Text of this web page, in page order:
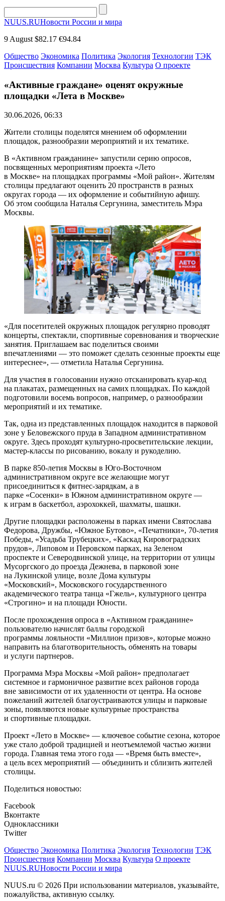
NUUS.RUНовости России и мира
9 August $82.17 €94.84
Общество Экономика Политика Экология Технологии ТЭК
Происшествия Компании Москва Культура О проекте
«Активные граждане» оценят окружные
площадки «Лета в Москве»
30.06.2026, 06:33
Жители столицы поделятся мнением об оформлении
площадок, разнообразии мероприятий и их тематике.
В «Активном гражданине» запустили серию опросов,
посвященных мероприятиям проекта «Лето
в Москве» на площадках программы «Мой район». Жителям
столицы предлагают оценить 20 пространств в разных
округах города — их оформление и событийную афишу.
Об этом сообщила Наталья Сергунина, заместитель Мэра
Москвы.
«Для посетителей окружных площадок регулярно проводят
концерты, спектакли, спортивные соревнования и творческие
занятия. Приглашаем вас поделиться своими
впечатлениями — это поможет сделать сезонные проекты еще
интереснее», — отметила Наталья Сергунина.
Для участия в голосовании нужно отсканировать куар-код
на плакатах, размещенных на самих площадках. По каждой
подготовили восемь вопросов, например, о разнообразии
меро­приятий и их тематике.
Так, одна из представленных площадок находится в парковой
зоне у Беловежского пруда в Западном административном
округе. Здесь проходят культурно-просветительские лекции,
мастер-классы по рисованию, вокалу и рукоделию.
В парке 850-летия Москвы в Юго-Восточном
административном округе все желающие могут
присоединиться к фитнес-зарядкам, а в
парке «Сосенки» в Южном административном округе —
к играм в баскетбол, аэрохоккей, шахматы, шашки.
Другие площадки расположены в парках имени Святослава
Федорова, Дружбы, «Южное Бутово», «Печатники», 70-летия
Победы, «Усадьба Трубецких», «Каскад Кировоградских
прудов», Липовом и Перовском парках, на Зеленом
проспекте и Северодвинской улице, на территории от улицы
Мусоргского до проезда Дежнева, в парковой зоне
на Лукинской улице, возле Дома культуры
«Московский», Московского государственного
академического театра танца «Гжель», культурного центра
«Строгино» и на площади Юности.
После прохождения опроса в «Активном гражданине»
пользователю начислят баллы городской
программы лояльности «Миллион призов», которые можно
направить на благотворительность, обменять на товары
и услуги партнеров.
Программа Мэра Москвы «Мой район» предполагает
системное и гармоничное развитие всех районов города
вне зависимости от их удаленности от центра. На основе
пожеланий жителей благоустраиваются улицы и парковые
зоны, появляются новые культурные пространства
и спортивные площадки.
Проект «Лето в Москве» — ключевое событие сезона, которое
уже стало доброй традицией и неотъемлемой частью жизни
города. Главная тема этого года — «Время быть вместе»,
а цель всех мероприятий — объединить и сблизить жителей
столицы.
Поделиться новостью:
Facebook
Вконтакте
Одноклассники
Twitter
Общество Экономика Политика Экология Технологии ТЭК
Происшествия Компании Москва Культура О проекте
NUUS.RUНовости России и мира
NUUS.ru © 2026 При использовании материалов, указывайте,
пожалуйства, активную ссылку.